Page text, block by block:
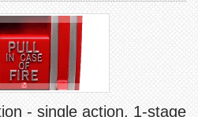
- single action, 1-stage